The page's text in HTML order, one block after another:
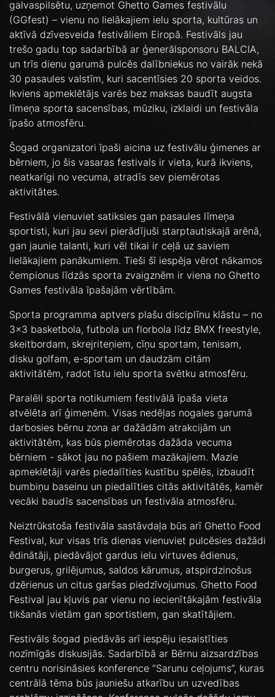
galvaspilsētu, uzņemot Ghetto Games festivālu
(GGfest) – vienu no lielākajiem ielu sporta, kultūras un
aktīvā dzīvesveida festivāliem Eiropā. Festivāls jau
trešo gadu top sadarbībā ar ģenerālsponsoru BALCIA,
un trīs dienu garumā pulcēs dalībniekus no vairāk nekā
30 pasaules valstīm, kuri sacentīsies 20 sporta veidos.
Ikviens apmeklētājs varēs bez maksas baudīt augsta
līmeņa sporta sacensības, mūziku, izklaidi un festivāla
īpašo atmosfēru.
Šogad organizatori īpaši aicina uz festivālu ģimenes ar
bērniem, jo šis vasaras festivals ir vieta, kurā ikviens,
neatkarīgi no vecuma, atradīs sev piemērotas
aktivitātes.
Festivālā vienuviet satiksies gan pasaules līmeņa
sportisti, kuri jau sevi pierādījuši starptautiskajā arēnā,
gan jaunie talanti, kuri vēl tikai ir ceļā uz saviem
lielākajiem panākumiem. Tieši šī iespēja vērot nākamos
čempionus līdzās sporta zvaigznēm ir viena no Ghetto
Games festivāla īpašajām vērtībām.
Sporta programma aptvers plašu disciplīnu klāstu – no
3x3 basketbola, futbola un florbola līdz BMX freestyle,
skeitbordam, skrejriteņiem, cīņu sportam, tenisam,
disku golfam, e-sportam un daudzām citām
aktivitātēm, radot īstu ielu sporta svētku atmosfēru.
Paralēli sporta notikumiem festivālā īpaša vieta
atvēlēta arī ģimenēm. Visas nedēļas nogales garumā
darbosies bērnu zona ar dažādām atrakcijām un
aktivitātēm, kas būs piemērotas dažāda vecuma
bērniem - sākot jau no pašiem mazākajiem. Mazie
apmeklētāji varēs piedalīties kustību spēlēs, izbaudīt
bumbiņu baseinu un piedalīties citās aktivitātēs, kamēr
vecāki baudīs sacensības un festivāla atmosfēru.
Neiztrūkstoša festivāla sastāvdaļa būs arī Ghetto Food
Festival, kur visas trīs dienas vienuviet pulcēsies dažādi
ēdinātāji, piedāvājot gardus ielu virtuves ēdienus,
burgerus, grilējumus, saldos kārumus, atspirdzinošus
dzērienus un citus garšas piedzīvojumus. Ghetto Food
Festival jau kļuvis par vienu no iecienītākajām festivāla
tikšanās vietām gan sportistiem, gan skatītājiem.
Festivāls šogad piedāvās arī iespēju iesaistīties
nozīmīgās diskusijās. Sadarbībā ar Bērnu aizsardzības
centru norisināsies konference “Sarunu ceļojums”, kuras
centrālā tēma būs jauniešu atkarību un uzvedības